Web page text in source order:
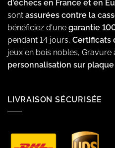
d'échecs en France et en
sont assurées contre la
bénéficiez d'une garantie
pendant 14 jours, Certificats
jeux en bois nobles, Gravure
personnalisation sur
LIVRAISON SÉCURISÉE